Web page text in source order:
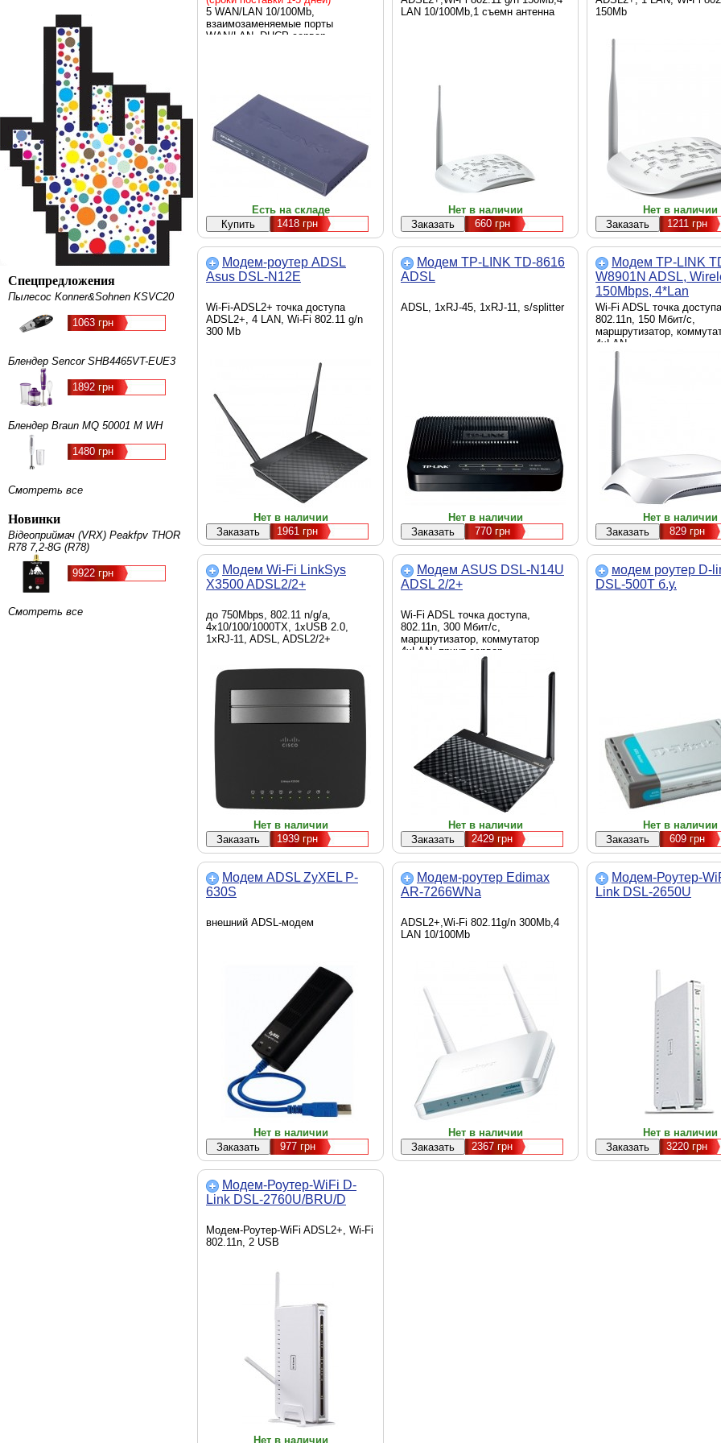
Спецпредложения
Пылесос Konner&Sohnen KSVC20
1063 грн
Блендер Sencor SHB4465VT-EUE3
1892 грн
Блендер Braun MQ 50001 M WH
1480 грн
Смотреть все
Новинки
Відеоприймач (VRX) Peakfpv THOR
R78 7,2-8G (R78)
9922 грн
Смотреть все
5 WAN/LAN 10/100Mb,
взаимозаменяемые порты
WAN/LAN, DHCP сервер
Есть на складе
1418 грн
LAN 10/100Mb,1 съемн антенна
Нет в наличии
660грн
150Mb
Нет в наличии
1211грн
Модем-роутер ADSL
Asus DSL-N12E
Wi-Fi-ADSL2+ точка доступа
ADSL2+, 4 LAN, Wi-Fi 802.11 g/n
300 Mb
Нет в наличии
1961 грн
Модем TP-LINK TD-8616
ADSL
ADSL, 1xRJ-45, 1xRJ-11, s/splitter
Нет в наличии
770грн
Модем TP-LINK
W8901N ADSL,
150Mbps, 4*Lan
Wi-Fi ADSL точка
802.11n, 150 Мбит/с,
маршрутизатор,
4xLAN
Нет в наличии
829грн
Модем Wi-Fi LinkSys
X3500 ADSL2/2+
до 750Mbps, 802.11 n/g/a,
4x10/100/1000TX, 1xUSB 2.0,
1xRJ-11, ADSL, ADSL2/2+
Нет в наличии
1939 грн
Модем ASUS DSL-N14U
ADSL 2/2+
Wi-Fi ADSL точка доступа,
802.11n, 300 Мбит/с,
маршрутизатор, коммутатор
4xLAN, принт-сервер
Нет в наличии
2429 грн
модем роутер D-
DSL-500T б.у.
Нет в наличии
609грн
Модем ADSL ZyXEL P-
630S
внешний ADSL-модем
Нет в наличии
977грн
Модем-роутер Edimax
AR-7266WNa
ADSL2+,Wi-Fi 802.11g/n 300Mb,4
LAN 10/100Mb
Нет в наличии
2367 грн
Модем-Роутер-
Link DSL-2650U
Нет в наличии
3220 грн
Модем-Роутер-WiFi D-
Link DSL-2760U/BRU/D
Модем-Роутер-WiFi ADSL2+, Wi-Fi
802.11n, 2 USB
Нет в наличии